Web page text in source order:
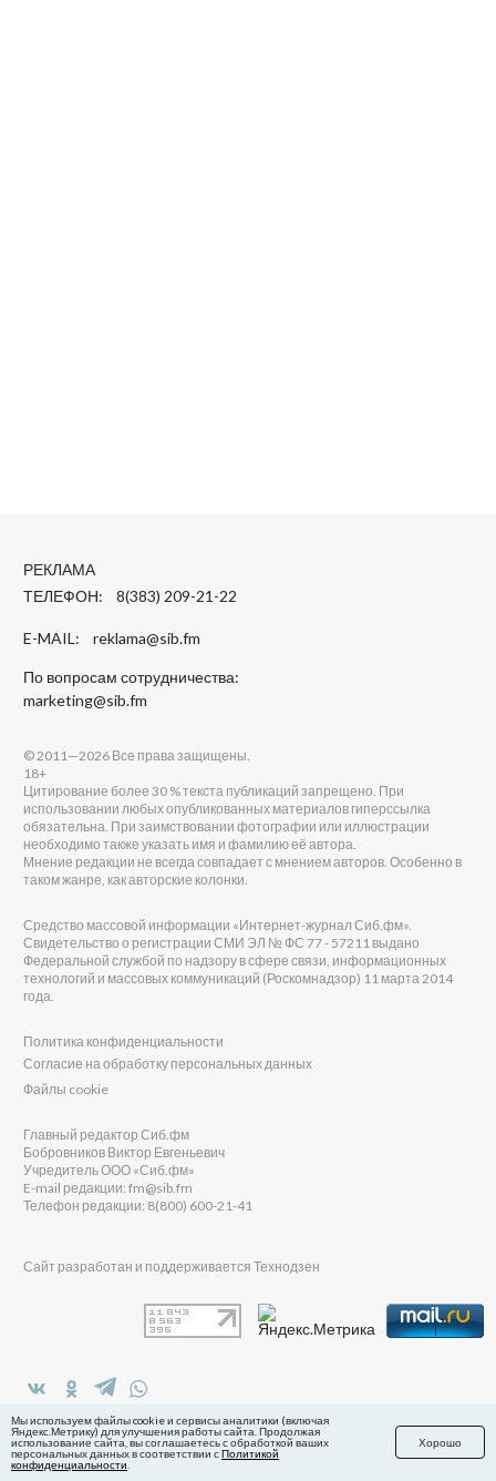
РЕКЛАМА
ТЕЛЕФОН: 8(383) 209-21-22
E-MAIL: reklama@sib.fm
По вопросам сотрудничества:
marketing@sib.fm
в Яндекс.Дзен
© 2011—2026 Все права защищены.
18+
Цитирование более 30 % текста публикаций запрещено. При
использовании любых опубликованных материалов гиперссылка
обязательна. При заимствовании фотографии или иллюстрации
необходимо также указать имя и фамилию её автора.
Мнение редакции не всегда совпадает с мнением авторов. Особенно в
таком жанре, как авторские колонки.
Средство массовой информации «Интернет-журнал Сиб.фм».
Свидетельство о регистрации СМИ ЭЛ № ФС 77 - 57211 выдано
Федеральной службой по надзору в сфере связи, информационных
технологий и массовых коммуникаций (Роскомнадзор) 11 марта 2014
года.
Политика конфиденциальности
Согласие на обработку персональных данных
Файлы cookie
Главный редактор Сиб.фм
Бобровников Виктор Евгеньевич
Учредитель ООО «Сиб.фм»
E-mail редакции: fm@sib.fm
Телефон редакции: 8(800) 600-21-41
Сайт разработан и поддерживается Технодзен
Мы используем файлы cookie и сервисы аналитики (включая
Яндекс.Метрику) для улучшения работы сайта. Продолжая
использование сайта, вы соглашаетесь с обработкой ваших
персональных данных в соответствии сПолитикой
конфиденциальности
Хорошо